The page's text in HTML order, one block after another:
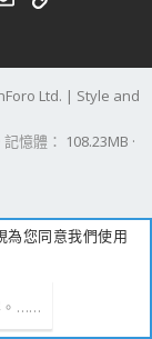
Ltd. | Style and
記憶體 108.23MB
您同意我們使用
。……